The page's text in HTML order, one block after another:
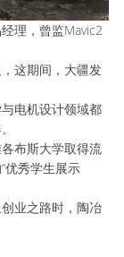
理，曾监Mavic2
这期间，大疆发
电机设计领域都
布斯大学取得流
优秀学生展示
业之路时，陶冶